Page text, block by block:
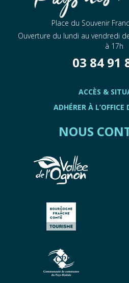
Place du Souvenir
Ouverture du lundi au vendredi
à 17h
03 84 91
ACCÈS &
ADHÉRER À L’OFFICE
NOUS